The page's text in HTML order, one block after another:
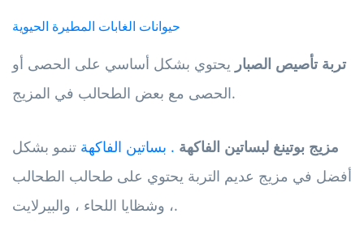
حيوانات الغابات المطيرة الحيوية
تربة تأصيص الصبار يحتوي بشكل أساسي على الحصى أو
الحصى مع بعض الطحالب في المزيج.
مزيج بوتينغ لبساتين الفاكهة . بساتين الفاكهة تنمو بشكل
أفضل في مزيج عديم التربة يحتوي على طحالب الطحالب
، وشظايا اللحاء ، والبيرلايت.